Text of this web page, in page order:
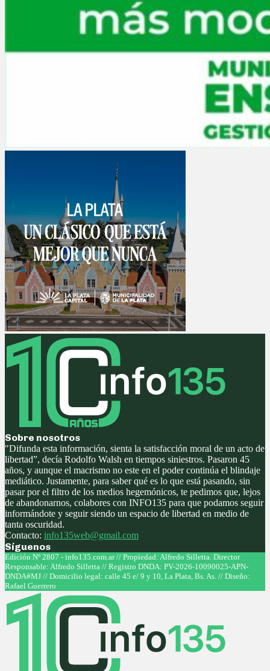
Sobre nosotros
"Difunda esta información, sienta la satisfacción moral de un acto de
libertad”, decía Rodolfo Walsh en tiempos siniestros. Pasaron 45
años, y aunque el macrismo no este en el poder continúa el blindaje
mediático. Justamente, para saber qué es lo que está pasando, sin
pasar por el filtro de los medios hegemónicos, te pedimos que, lejos
de abandonarnos, colabores con INFO135 para que podamos seguir
informándote y seguir siendo un espacio de libertad en medio de
tanta oscuridad.
Contacto: info135web@gmail.com
Síguenos
Facebook
Twitter
Instagram
Youtube
Edición Nº 2807 - info135.com.ar // Propiedad: Alfredo Silletta. Director
Responsable: Alfredo Silletta // Registro DNDA: PV-2026-10090025-APN-
DNDA#MJ // Domicilio legal: calle 45 e/ 9 y 10, La Plata, Bs. As. // Diseño:
Rafael Guerrero